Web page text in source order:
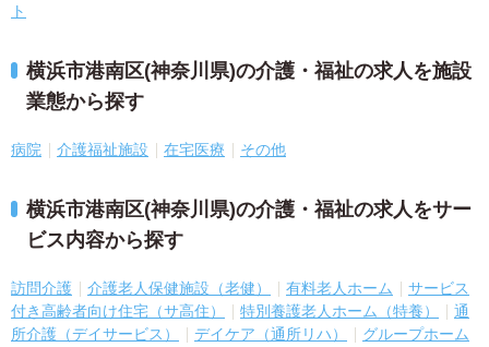
ト
横浜市港南区(神奈川県)の介護・福祉の求人を施設
業態から探す
病院 介護福祉施設 在宅医療 その他
横浜市港南区(神奈川県)の介護・福祉の求人をサー
ビス内容から探す
訪問介護 介護老人保健施設（老健） 有料老人ホーム
サービス
付き高齢者向け住宅（サ高住）
特別養護老人ホーム（特養）
通
所介護（デイサービス）
デイケア（通所リハ）
グループホーム